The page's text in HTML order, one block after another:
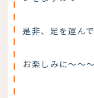
是非、足を運ん
お楽しみに～～